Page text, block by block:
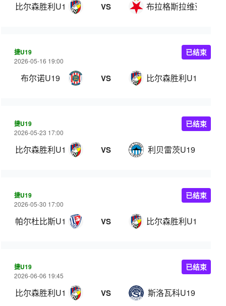
比尔森胜利U19 VS 布拉格斯拉维亚U19
捷U19
2026-05-16 19:00
布尔诺U19 VS 比尔森胜利U19
已结束
捷U19
2026-05-23 17:00
比尔森胜利U19 VS 利贝雷茨U19
已结束
捷U19
2026-05-30 17:00
帕尔杜比斯U19 VS 比尔森胜利U19
已结束
捷U19
2026-06-06 19:45
比尔森胜利U19 VS 斯洛瓦科U19
已结束